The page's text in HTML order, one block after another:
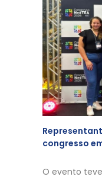
congresso
O evento